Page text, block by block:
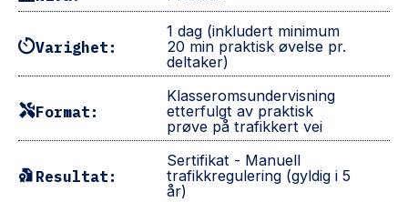
Varighet:
1 dag (inkludert minimum
20 min praktisk øvelse pr.
deltaker)
Format:
Klasseromsundervisning
etterfulgt av praktisk
prøve på trafikkert vei
Resultat:
Sertifikat - Manuell
trafikkregulering (gyldig i 5
år)